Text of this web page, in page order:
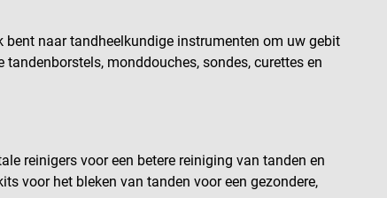
bent naar tandheelkundige instrumenten om uw gebit
monddouches, sondes, curettes en
reinigers voor een betere reiniging van tanden en
voor het bleken van tanden voor een gezondere,